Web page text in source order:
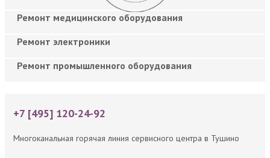
Ремонт медицинского оборудования
Ремонт электроники
Ремонт промышленного оборудования
+7 [495] 120-24-92
Многоканальная горячая линия сервисного центра в Тушино